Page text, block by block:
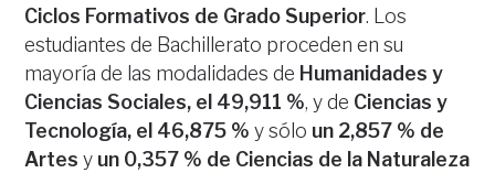
Ciclos Formativos de Grado Superior. Los
estudiantes de Bachillerato proceden en su
mayoría de las modalidades de Humanidades y
Ciencias Sociales, el 49,911 %, y de Ciencias y
Tecnología, el 46,875 % y sólo un 2,857 % de
Artes y un 0,357 % de Ciencias de la Naturaleza